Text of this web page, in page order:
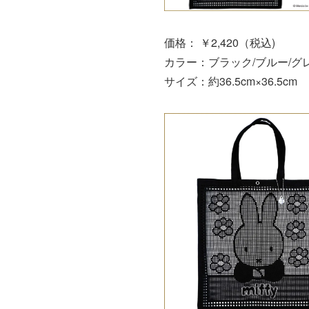
価格： ￥2,420（税込)
カラー：ブラック/ブルー/グ
サイズ：約36.5cm×36.5cm